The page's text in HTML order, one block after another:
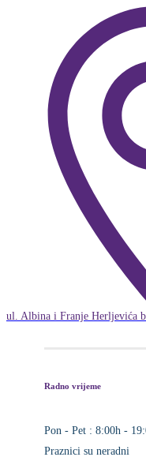
ul. Albina i Franje Herljevića
Radno vrijeme
Pon - Pet : 8:00h -
Praznici su neradni